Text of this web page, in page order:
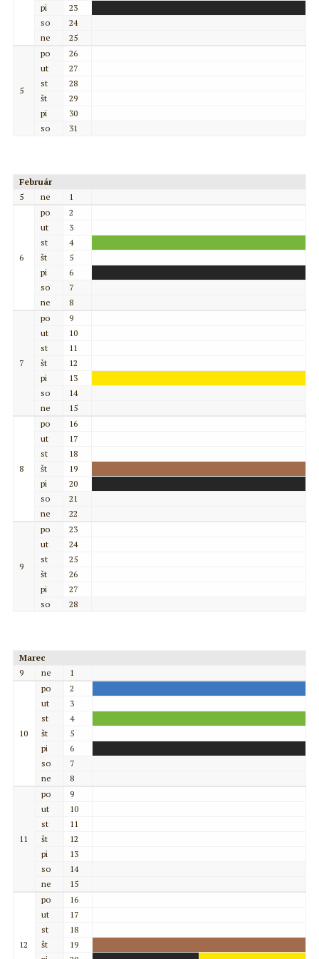
pi
23
so
24
ne
25
5
po
26
ut
27
st
28
št
29
pi
30
so
31
Február
5
ne 1
6
po
2
ut
3
st
4
št
5
pi
6
so
7
ne
8
7
po
9
ut
10
st
11
št
12
pi
13
so
14
ne
15
8
po
16
ut
17
st
18
št
19
pi
20
so
21
ne
22
9
po
23
ut
24
st
25
št
26
pi
27
so
28
Marec
9
ne 1
10
po
2
ut
3
st
4
št
5
pi
6
so
7
ne
8
11
po
9
ut
10
st
11
št
12
pi
13
so
14
ne
15
12
po
16
ut
17
st
18
št
19